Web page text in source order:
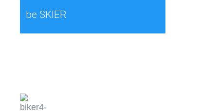
be SKIER